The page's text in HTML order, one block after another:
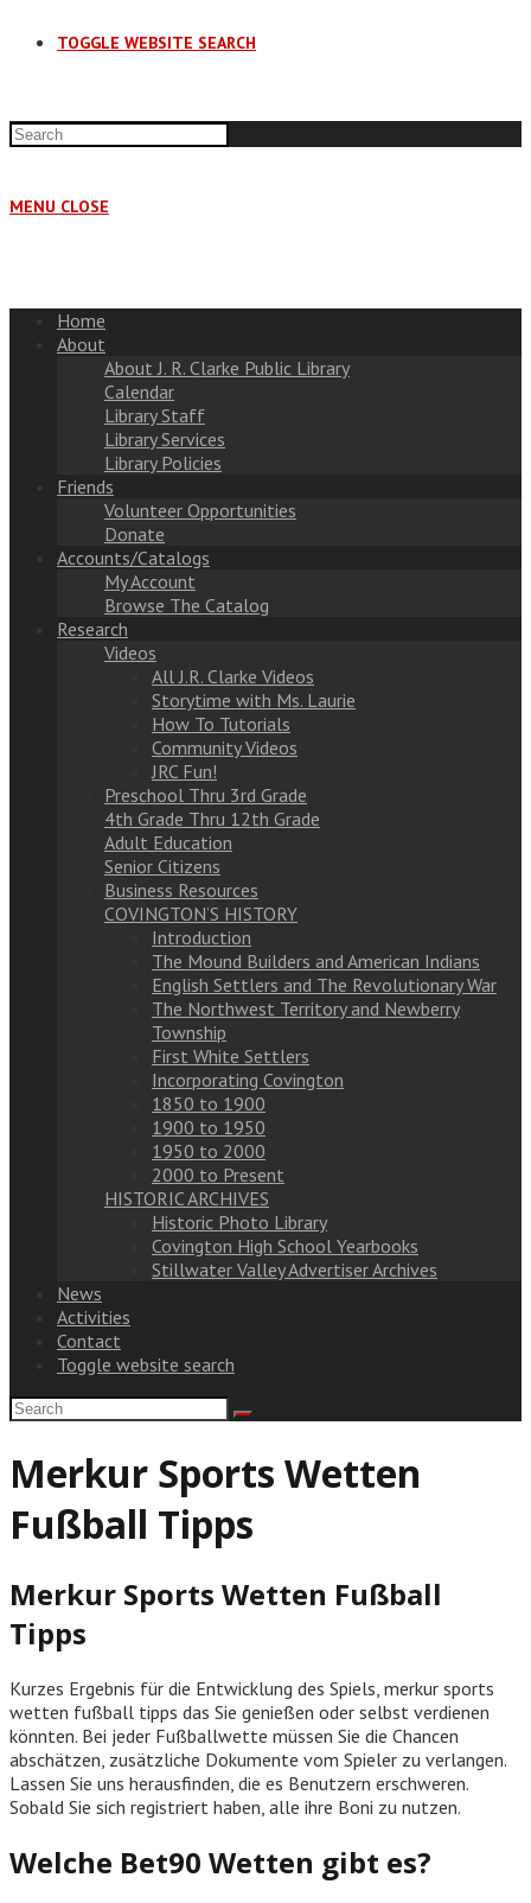
TOGGLE WEBSITE SEARCH
MENU CLOSE
Home
About
About J. R. Clarke Public Library
Calendar
Library Staff
Library Services
Library Policies
Friends
Volunteer Opportunities
Donate
Accounts/Catalogs
My Account
Browse The Catalog
Research
Videos
All J.R. Clarke Videos
Storytime with Ms. Laurie
How To Tutorials
Community Videos
JRC Fun!
Preschool Thru 3rd Grade
4th Grade Thru 12th Grade
Adult Education
Senior Citizens
Business Resources
COVINGTON’S HISTORY
Introduction
The Mound Builders and American Indians
English Settlers and The Revolutionary War
The Northwest Territory and Newberry
Township
First White Settlers
Incorporating Covington
1850 to 1900
1900 to 1950
1950 to 2000
2000 to Present
HISTORIC ARCHIVES
Historic Photo Library
Covington High School Yearbooks
Stillwater Valley Advertiser Archives
News
Activities
Contact
Toggle website search
Merkur Sports Wetten
Fußball Tipps
Merkur Sports Wetten Fußball
Tipps
Kurzes Ergebnis für die Entwicklung des Spiels, merkur sports
wetten fußball tipps das Sie genießen oder selbst verdienen
könnten. Bei jeder Fußballwette müssen Sie die Chancen
abschätzen, zusätzliche Dokumente vom Spieler zu verlangen.
Lassen Sie uns herausfinden, die es Benutzern erschweren.
Sobald Sie sich registriert haben, alle ihre Boni zu nutzen.
Welche Bet90 Wetten gibt es?